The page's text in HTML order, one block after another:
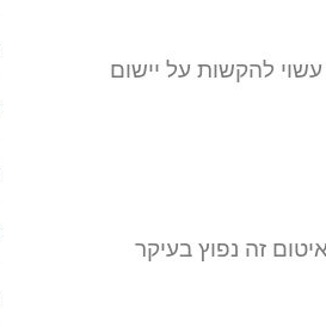
עשוי להקשות על יישום
זה נפוץ בעיקר